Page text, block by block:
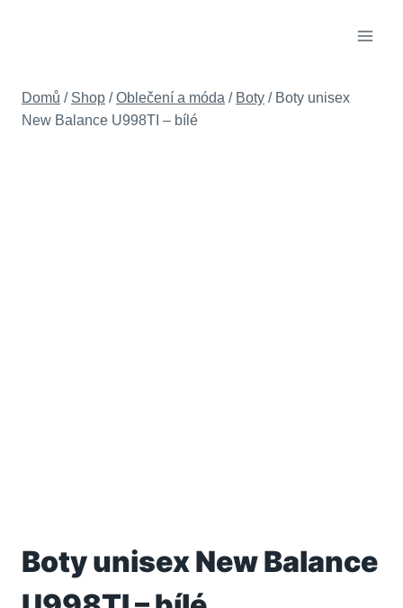
Domů / Shop / Oblečení a móda / Boty / Boty unisex
New Balance U998TI – bílé
Boty unisex New Balance